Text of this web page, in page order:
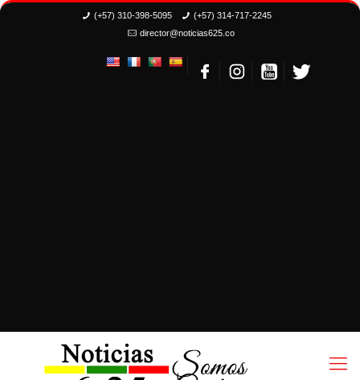
(+57) 310-398-5095
(+57) 314-717-2245
director@noticias625.co